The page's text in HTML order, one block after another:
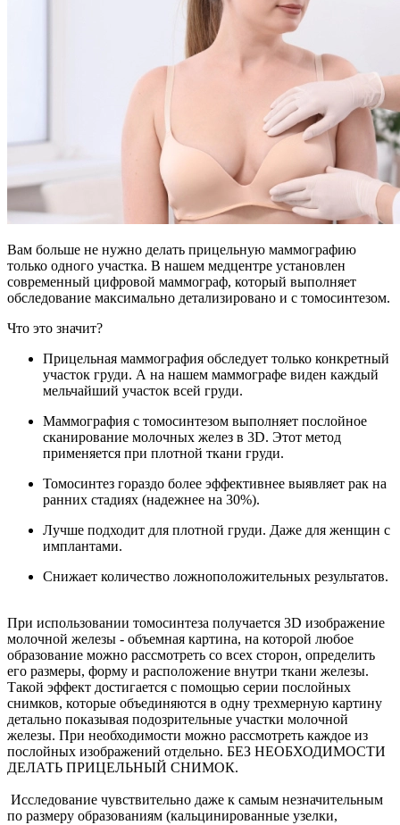
Вам больше не нужно делать прицельную маммографию
только одного участка. В нашем медцентре установлен
современный цифровой маммограф, который выполняет
обследование максимально детализировано и с томосинтезом.
Что это значит?
Прицельная маммография обследует только конкретный
участок груди. А на нашем маммографе виден каждый
мельчайший участок всей груди.
Маммография с томосинтезом выполняет послойное
сканирование молочных желез в 3D. Этот метод
применяется при плотной ткани груди.
Томосинтез гораздо более эффективнее выявляет рак на
ранних стадиях (надежнее на 30%).
Лучше подходит для плотной груди. Даже для женщин с
имплантами.
Снижает количество ложноположительных результатов.
При использовании томосинтеза получается 3D изображение
молочной железы - объемная картина, на которой любое
образование можно рассмотреть со всех сторон, определить
его размеры, форму и расположение внутри ткани железы.
Такой эффект достигается с помощью серии послойных
снимков, которые объединяются в одну трехмерную картину
детально показывая подозрительные участки молочной
железы. При необходимости можно рассмотреть каждое из
послойных изображений отдельно. БЕЗ НЕОБХОДИМОСТИ
ДЕЛАТЬ ПРИЦЕЛЬНЫЙ СНИМОК.
Исследование чувствительно даже к самым незначительным
по размеру образованиям (кальцинированные узелки,